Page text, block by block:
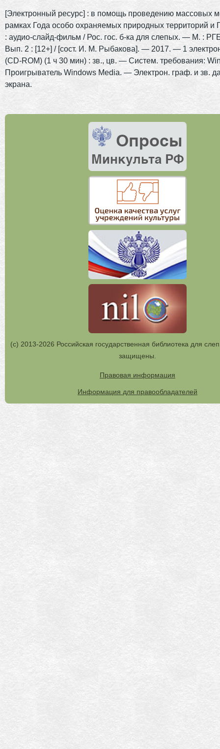
[Электронный ресурс] : в помощь проведению массовых
рамках Года особо охраняемых природных территорий и
: аудио-слайд-фильм / Рос. гос. б-ка для слепых. — М. :
Вып. 2 : [12+] / [сост. И. М. Рыбакова]. — 2017. — 1
(CD-ROM) (1 ч 30 мин) : зв., цв. — Систем. требования:
Проигрыватель Windows Media. — Электрон. граф. и зв.
экрана.
(с) 2013-2026 Российская государственная библиотека для
защищены.
Правовая информация
Информация для правообладателей